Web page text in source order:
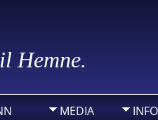
Hemne.
MEDIA INFO